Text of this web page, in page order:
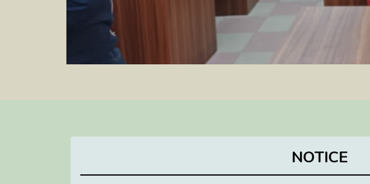
NOTICE